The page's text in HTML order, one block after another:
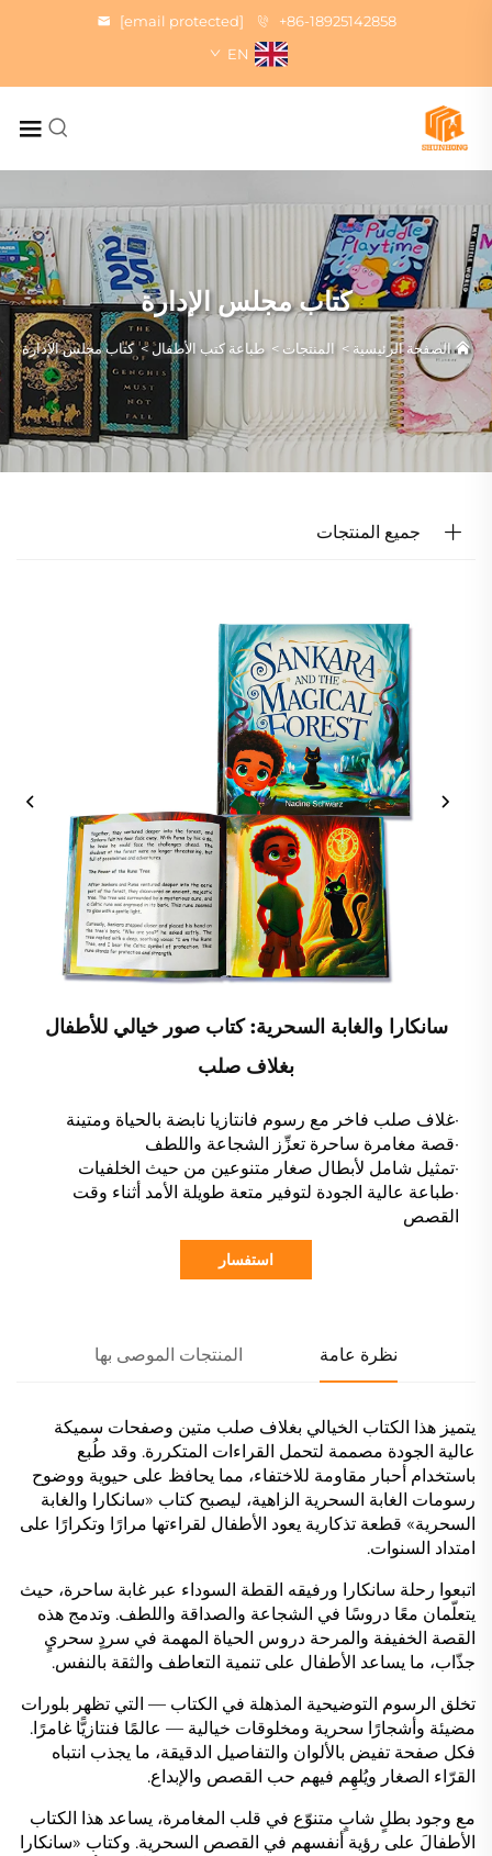
+86-18925142858
[email protected]
EN
كتاب مجلس الإدارة
الصفحة الرئيسية > المنتجات >طباعة كتب الأطفال>كتاب مجلس الإدارة
جميع المنتجات
سانكارا والغابة السحرية: كتاب صور خيالي للأطفال
بغلاف صلب
·غلاف صلب فاخر مع رسوم فانتازيا نابضة بالحياة ومتينة
·قصة مغامرة ساحرة تعزِّز الشجاعة واللطف
·تمثيل شامل لأبطال صغار متنوعين من حيث الخلفيات
·طباعة عالية الجودة لتوفير متعة طويلة الأمد أثناء وقت
القصص
استفسار
نظرة عامة المنتجات الموصى بها
يتميز هذا الكتاب الخيالي بغلاف صلب متين وصفحات سميكة
عالية الجودة مصممة لتحمل القراءات المتكررة. وقد طُبع
باستخدام أحبار مقاومة للاختفاء، مما يحافظ على حيوية ووضوح
رسومات الغابة السحرية الزاهية، ليصبح كتاب «سانكارا والغابة
السحرية» قطعة تذكارية يعود الأطفال لقراءتها مرارًا وتكرارًا على
امتداد السنوات.
اتبعوا رحلة سانكارا ورفيقه القطة السوداء عبر غابة ساحرة، حيث
يتعلّمان معًا دروسًا في الشجاعة والصداقة واللطف. وتدمج هذه
القصة الخفيفة والمرحة دروس الحياة المهمة في سردٍ سحريٍ
جذّاب، ما يساعد الأطفال على تنمية التعاطف والثقة بالنفس.
تخلق الرسوم التوضيحية المذهلة في الكتاب — التي تظهر بلورات
مضيئة وأشجارًا سحرية ومخلوقات خيالية — عالمًا فنتازيًّا غامرًا.
فكل صفحة تفيض بالألوان والتفاصيل الدقيقة، ما يجذب انتباه
القرّاء الصغار ويُلهِم فيهم حب القصص والإبداع.
مع وجود بطلٍ شابٍ متنوّع في قلب المغامرة، يساعد هذا الكتاب
الأطفالَ على رؤية أنفسهم في القصص السحرية. وكتاب «سانكارا